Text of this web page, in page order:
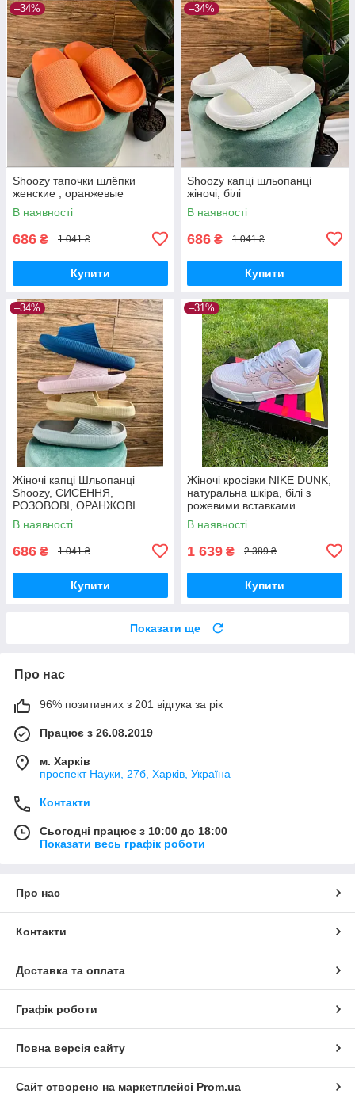
–34%
Shoozy тапочки шлёпки
женские , оранжевые
В наявності
686 ₴ 1 041 ₴
Купити
–34%
Shoozy капці шльопанці
жіночі, білі
В наявності
686 ₴ 1 041 ₴
Купити
–34%
Жіночі капці Шльопанці
Shoozy, СИСЕННЯ,
РОЗОВОВІ, ОРАНЖОВІ
В наявності
686 ₴ 1 041 ₴
Купити
–31%
Жіночі кросівки NIKE DUNK,
натуральна шкіра, білі з
рожевими вставками
В наявності
1 639 ₴ 2 389 ₴
Купити
Показати ще
Про нас
96% позитивних з 201 відгука за рік
Працює з 26.08.2019
м. Харків
проспект Науки, 27б, Харків, Україна
Контакти
Сьогодні працює з 10:00 до 18:00
Показати весь графік роботи
Про нас
Контакти
Доставка та оплата
Графік роботи
Повна версія сайту
Сайт створено на маркетплейсі Prom.ua